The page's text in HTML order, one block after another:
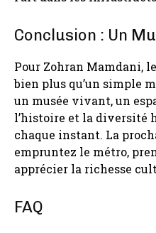
Conclusion : Un
Pour Zohran Mamdani,
bien plus qu’un simple
un musée vivant, un
l’histoire et la diversité
chaque instant. La
empruntez le métro,
apprécier la richesse
FAQ